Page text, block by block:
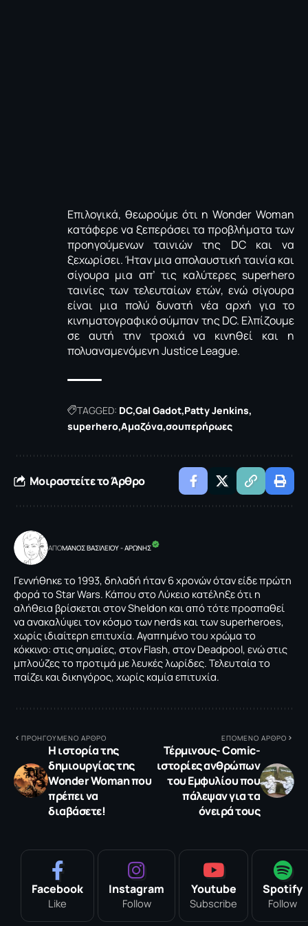
Επιλογικά, θεωρούμε ότι η Wonder Woman
κατάφερε να ξεπεράσει τα προβλήματα των
προηγούμενων ταινιών της DC και να
ξεχωρίσει. Ήταν μια απολαυστική ταινία και
σίγουρα μια απ’ τις καλύτερες superhero
ταινίες των τελευταίων ετών, ενώ σίγουρα
είναι μια πολύ δυνατή νέα αρχή για το
κινηματογραφικό σύμπαν της DC. Ελπίζουμε
σε αυτή την τροχιά να κινηθεί και η
πολυαναμενόμενη Justice League.
TAGGED: DC Gal Gadot Patty Jenkins
superhero Αμαζόνα σουπερήρωες
Μοιραστείτε το Άρθρο
ΑΠΟΜΑΝΟΣ ΒΑΣΙΛΕΙΟΥ - ΑΡΩΝΗΣ
Γεννήθηκε το 1993, δηλαδή ήταν 6 χρονών όταν είδε πρώτη
φορά το Star Wars. Κάπου στο Λύκειο κατέληξε ότι η
αλήθεια βρίσκεται στον Sheldon και από τότε προσπαθεί
να ανακαλύψει τον κόσμο των nerds και των superheroes,
χωρίς ιδιαίτερη επιτυχία. Αγαπημένο του χρώμα το
κόκκινο: στις σημαίες, στον Flash, στον Deadpool, ενώ στις
μπλούζες το προτιμά με λευκές λωρίδες. Τελευταία το
παίζει και δικηγόρος, χωρίς καμία επιτυχία.
ΠΡΟΗΓΟΥΜΕΝΟ ΑΡΘΡΟ
Η ιστορία της
δημιουργίας της
Wonder Woman που
πρέπει να
διαβάσετε!
ΕΠΟΜΕΝΟ ΑΡΘΡΟ
Τέρμινους- Comic-
ιστορίες ανθρώπων
του Εμφυλίου που
πάλεψαν για τα
όνειρά τους
Facebook
Like
Instagram
Follow
Youtube
Subscribe
Spotify
Follow